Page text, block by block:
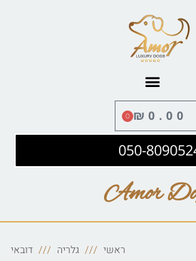
₪0.00
0
050-
Amor
ראשי גלריה דובאי